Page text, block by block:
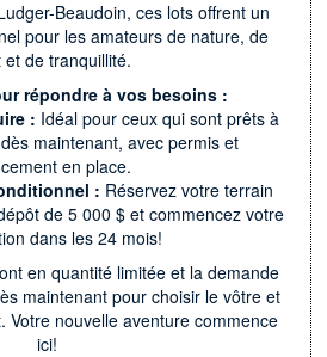
Beaudoin, ces lots offrent un
pour les amateurs de nature, de
et de tranquillité.
répondre à vos besoins :
: Idéal pour ceux qui sont prêts à
maintenant, avec permis et
en place.
: Réservez votre terrain
de 5 000 $ et commencez votre
dans les 24 mois!
en quantité limitée et la demande
maintenant pour choisir le vôtre et
Votre nouvelle aventure commence
ici!